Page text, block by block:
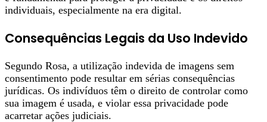
individuais, especialmente na era digital.
Consequências Legais da Uso Indevido
Segundo Rosa, a utilização indevida de imagens sem
consentimento pode resultar em sérias consequências
jurídicas. Os indivíduos têm o direito de controlar como
sua imagem é usada, e violar essa privacidade pode
acarretar ações judiciais.